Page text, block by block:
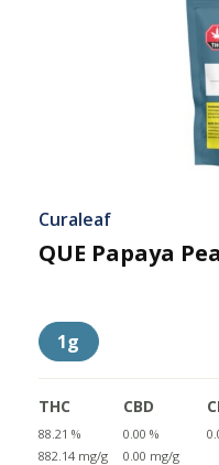
Curaleaf
QUE Papaya
1g
THC
88.21 %
882.14 mg/g
CBD
0.00 %
0.00 mg/g